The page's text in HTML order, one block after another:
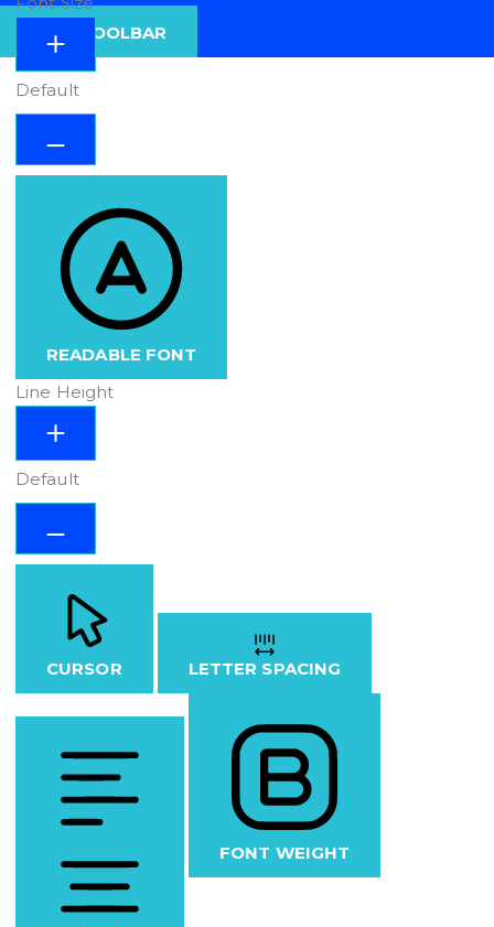
HIDE TOOLBAR
Default
READABLE FONT
Line Height
Default
CURSOR LETTER SPACING
FONT WEIGHT